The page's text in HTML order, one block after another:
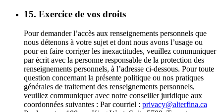
15. Exercice de vos droits
Pour demander l’accès aux renseignements personnels que
nous détenons à votre sujet et dont nous avons l’usage ou
pour en faire corriger les inexactitudes, veuillez communiquer
par écrit avec la personne responsable de la protection des
renseignements personnels, à l’adresse ci-dessous. Pour toute
question concernant la présente politique ou nos pratiques
générales de traitement des renseignements personnels,
veuillez communiquer avec notre conseiller juridique aux
coordonnées suivantes : Par courriel : privacy@alterfina.ca